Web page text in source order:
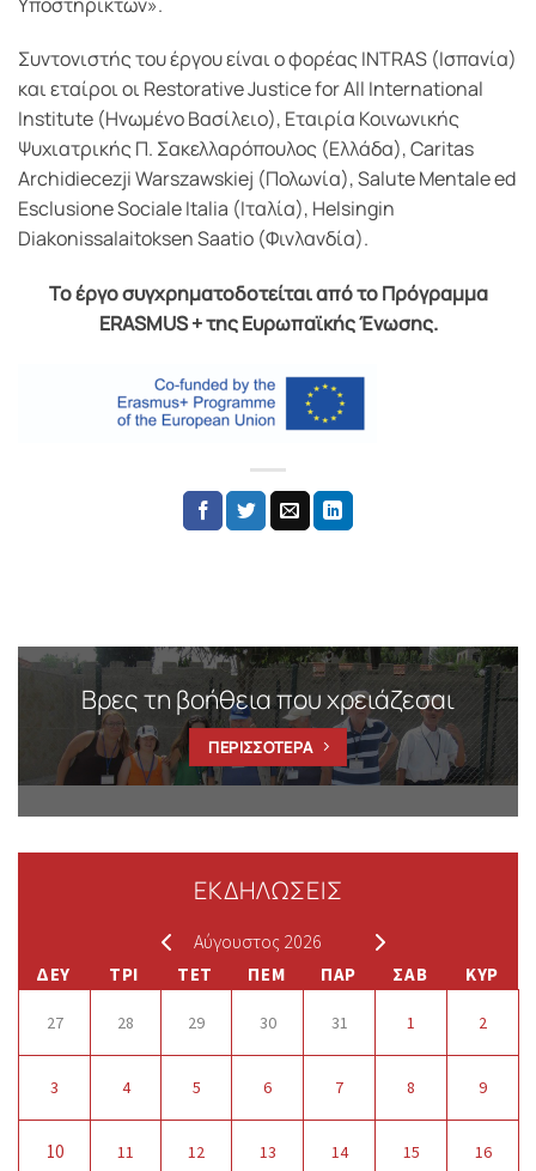
Συντονιστής του έργου είναι ο φορέας INTRAS (Ισπανία)
και εταίροι οι Restorative Justice for All International
Institute (Ηνωμένο Βασίλειο), Εταιρία Κοινωνικής
Ψυχιατρικής Π. Σακελλαρόπουλος (Ελλάδα), Caritas
Archidiecezji Warszawskiej (Πολωνία), Salute Mentale ed
Esclusione Sociale Italia (Ιταλία), Helsingin
Diakonissalaitoksen Saatio (Φινλανδία).
Το έργο συγχρηματοδοτείται από το Πρόγραμμα
ERASMUS + της Ευρωπαϊκής Ένωσης.
Βρες τη βοήθεια που χρειάζεσαι
ΠΕΡΙΣΣΟΤΕΡΑ
ΕΚΔΗΛΩΣΕΙΣ
Αύγουστος 2026
ΔΕΥ ΤΡΙ ΤΕΤ ΠΕΜ ΠΑΡ ΣΑΒ ΚΥΡ
27 28 29 30 31 1 2
3 4 5 6 7 8 9
10 11 12 13 14 15 16